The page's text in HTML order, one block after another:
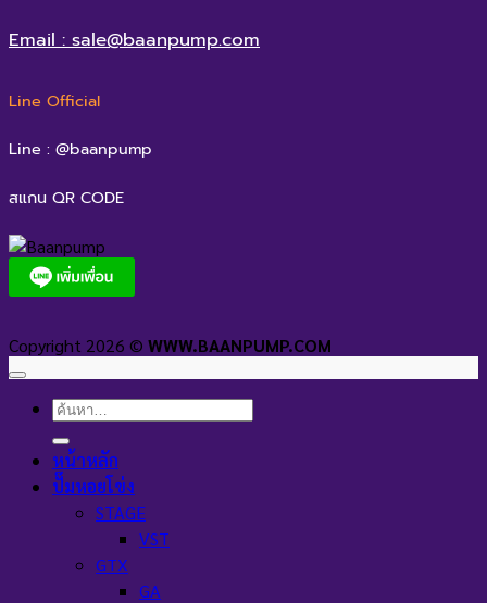
Email : sale@baanpump.com
Line Official
Line : @baanpump
สแกน QR CODE
Copyright 2026 © WWW.BAANPUMP.COM
ค้นหา:
หน้าหลัก
ปั๊มหอยโข่ง
STAGE
VST
GTX
GA